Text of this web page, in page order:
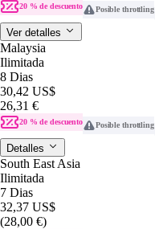
20 % de descuento Posible throttling
Ver detalles
Malaysia
Ilimitada
8 Dias
30,42 US$
26,31 €
20 % de descuento Posible throttling
Detalles
South East Asia
Ilimitada
7 Dias
32,37 US$
(28,00 €)